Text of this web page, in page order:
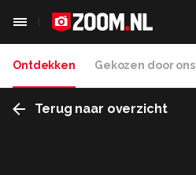
Ontdekken Gekozen door ons
Terug naar overzicht